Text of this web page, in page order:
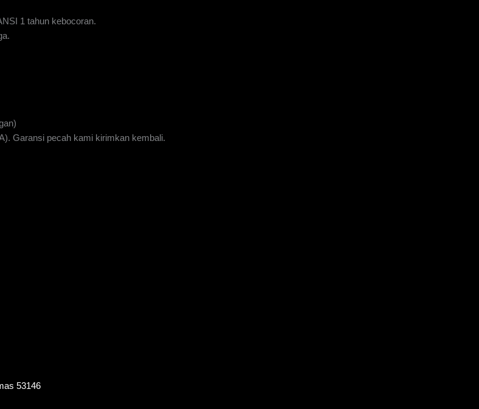
1 tahun kebocoran.
Garansi pecah kami kirimkan kembali.
53146